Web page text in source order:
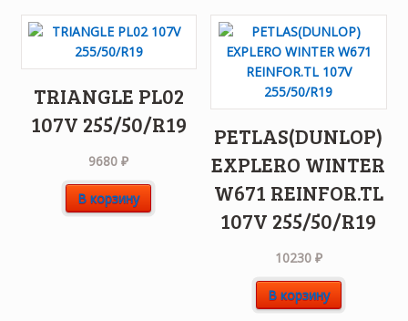
TRIANGLE PL02
107V 255/50/R19
9680₽
В корзину
PETLAS(DUNLOP)
EXPLERO WINTER
W671 REINFOR.TL
107V 255/50/R19
10230 ₽
В корзину